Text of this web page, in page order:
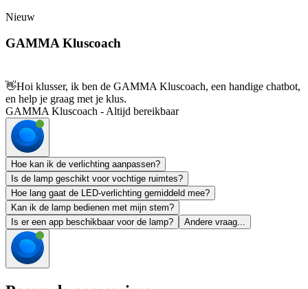
Nieuw
GAMMA Kluscoach
👋Hoi klusser, ik ben de GAMMA Kluscoach, een handige chatbot,
en help je graag met je klus.
GAMMA Kluscoach - Altijd bereikbaar
Hoe kan ik de verlichting aanpassen?
Is de lamp geschikt voor vochtige ruimtes?
Hoe lang gaat de LED-verlichting gemiddeld mee?
Kan ik de lamp bedienen met mijn stem?
Is er een app beschikbaar voor de lamp?
Andere vraag...